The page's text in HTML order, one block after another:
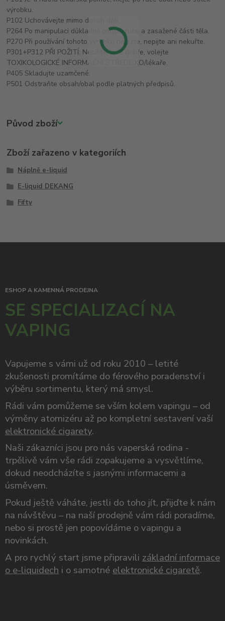
výrobku.
P102 Uchovávejte mimo dosah dětí.
P264 Po manipulaci důkladně omyjte ruce a zasažené části těla.
P270 Při používání tohoto výrobku nejezte, nepijte ani nekuřte.
P301+P312 PŘI POŽITÍ: Necítíte-li se dobře, volejte
TOXIKOLOGICKÉ INFORMAČNÍ STŘEDISKO/lékaře.
P405 Skladujte uzamčené.
P501 Odstraňte obsah/obal podle platných předpisů.
Původ zboží
Zboží zařazeno v kategoriích
Náplně e-liquid
E-liquid DEKANG
Fifty
ESHOP A KAMENNÁ PRODEJNA
SE SPECIALIZACÍ NA
VAPING
Vapujeme s vámi už od roku 2010 – letité
zkušenosti promítáme do férového poradenství i
výběru sortimentu, který má smysl.
Rádi vám pomůžeme se vším kolem vapingu – od
výměny atomizéru až po kompletní sestavení vaší
elektronické cigarety.
Naši zákazníci jsou pro nás vaperská rodina -
trpělivě vám vše rádi zopakujeme a vysvětlíme,
dokud neodcházíte s jasnými informacemi a
úsměvem.
Pokud ještě váháte, jestli do toho jít, přijďte k nám
na návštěvu – na naší prodejně vám rádi poradíme,
nebo si prostě jen popovídáme o vapingu a
novinkách.
A pro rychlý start jsme připravili základní informace
o e-liquidech i o samotné elektronické cigaretě.